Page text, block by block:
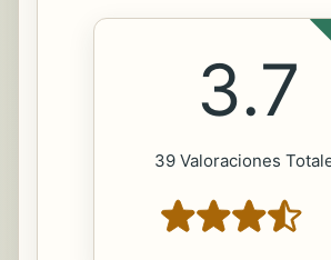
3.7
39 Valoraciones